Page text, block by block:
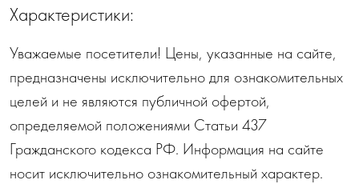
Характеристики:
Уважаемые посетители! Цены, указанные на сайте,
предназначены исключительно для ознакомительных
целей и не являются публичной офертой,
определяемой положениями Статьи 437
Гражданского кодекса РФ. Информация на сайте
носит исключительно ознакомительный характер.